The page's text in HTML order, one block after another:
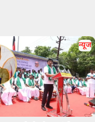
न्यूज